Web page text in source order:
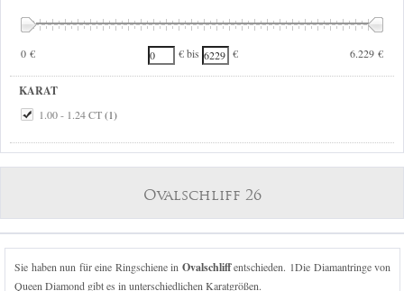
0 € 6.229 €
€ bis €
KARAT
1.00 - 1.24 CT(1)
Ovalschliff 26
Sie haben nun für eine Ringschiene in Ovalschliffentschieden. 1Die Diamantringe von
Queen Diamond gibt es in unterschiedlichen Karatgrößen.